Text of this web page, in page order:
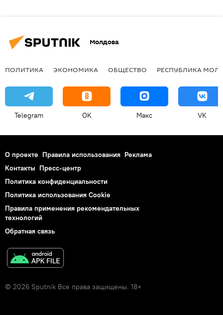
Молдова
ПОЛИТИКА ЭКОНОМИКА ОБЩЕСТВО РЕСПУБЛИКА
Telegram OK Макс VK
О проекте Правила использования Реклама
Контакты Пресс-центр
Политика конфиденциальности
Политика использования Cookie
Правила применения рекомендательных
технологий
Обратная связь
© 2026 Sputnik Все права защищены. 18+